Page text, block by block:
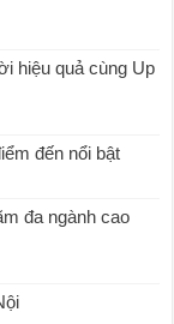
hiệu quả cùng Up
đến nổi bật
đa ngành cao